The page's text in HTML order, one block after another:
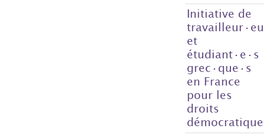
Initiative de
et
étudiant·e·s
grec·que·s
en France
pour les
droits